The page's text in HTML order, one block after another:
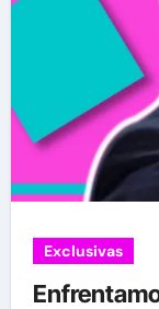
Exclusivas